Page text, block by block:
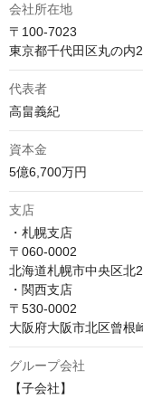
会社所在地
〒100-7023
東京都千代田区丸の内
代表者
資本金
5億6,700万円
支店
・札幌支店
〒060-0002
北海道札幌市中央区北
・関西支店
〒530-0002
大阪府大阪市北区曾根
グループ会社
【子会社】